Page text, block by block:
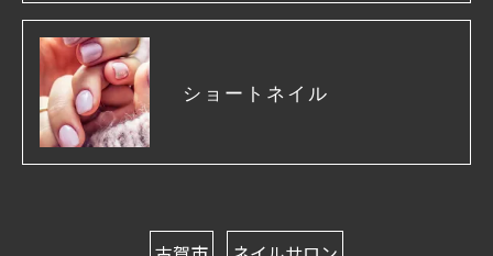
ショートネイル